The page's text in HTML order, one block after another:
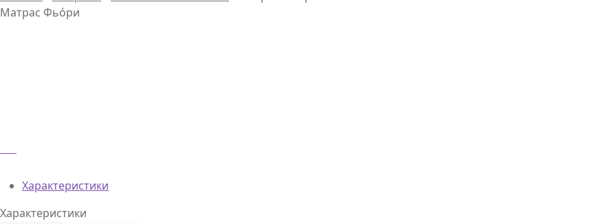
Матрас Фьо́ри
Характеристики
Характеристики